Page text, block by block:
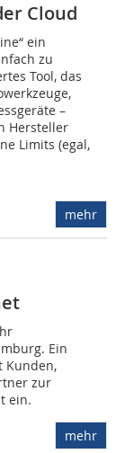
Cloud
ein
zu
Tool, das
–
Hersteller
Limits (egal,
mehr
Ein
Kunden,
zur
ein.
mehr